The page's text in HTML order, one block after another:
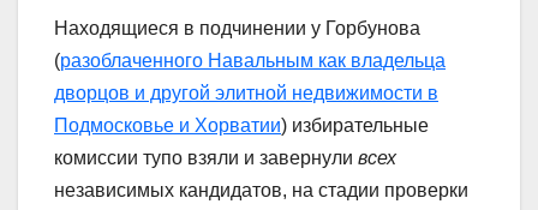
Находящиеся в подчинении у Горбунова
(разоблаченного Навальным как владельца
дворцов и другой элитной недвижимости в
Подмосковье и Хорватии) избирательные
комиссии тупо взяли и завернули всех
независимых кандидатов, на стадии проверки